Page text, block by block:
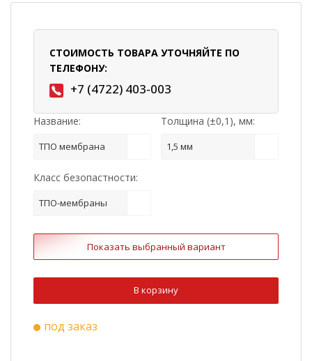
СТОИМОСТЬ ТОВАРА УТОЧНЯЙТЕ ПО
ТЕЛЕФОНУ:
+7 (4722) 403-003
Название:
ТПО мембрана
Толщина (±0,1), мм:
1,5 мм
Класс безопастности:
ТПО-мембраны
Показать выбранный вариант
В корзину
под заказ